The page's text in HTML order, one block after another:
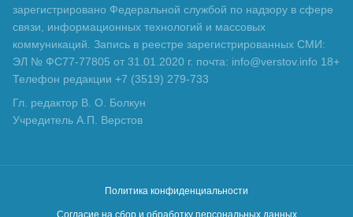
зарегистрировано Федеральной службой по надзору в сфере
связи, информационных технологий и массовых
коммуникаций. Запись в реестре зарегистрированных СМИ:
ЭЛ № ФС77-77805 от 31.01.2020 г. почта: info@verstov.info 18+
Телефон редакции +7 (3519) 279-733
Гл. редактор В. О. Болкун
Учредитель А.П. Верстов
Политика конфиденциальности